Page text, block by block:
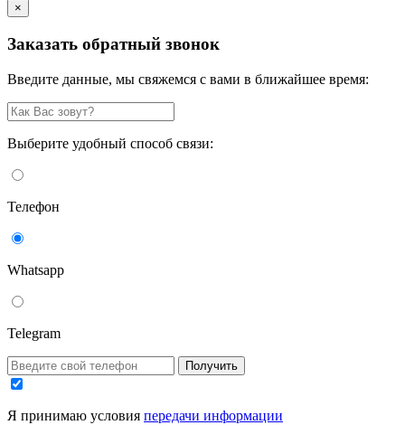
×
Заказать обратный звонок
Введите данные, мы свяжемся с вами в ближайшее время:
Выберите удобный способ связи:
Телефон
Whatsapp
Telegram
Получить
Я принимаю условия передачи информации